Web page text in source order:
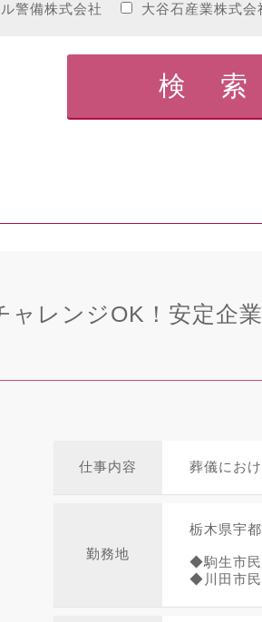
警備株式会社
大谷石産業株式会
ャレンジOK！安定企
仕事内容 葬儀にお
勤務地
栃木県宇
◆駒生市民
◆川田市